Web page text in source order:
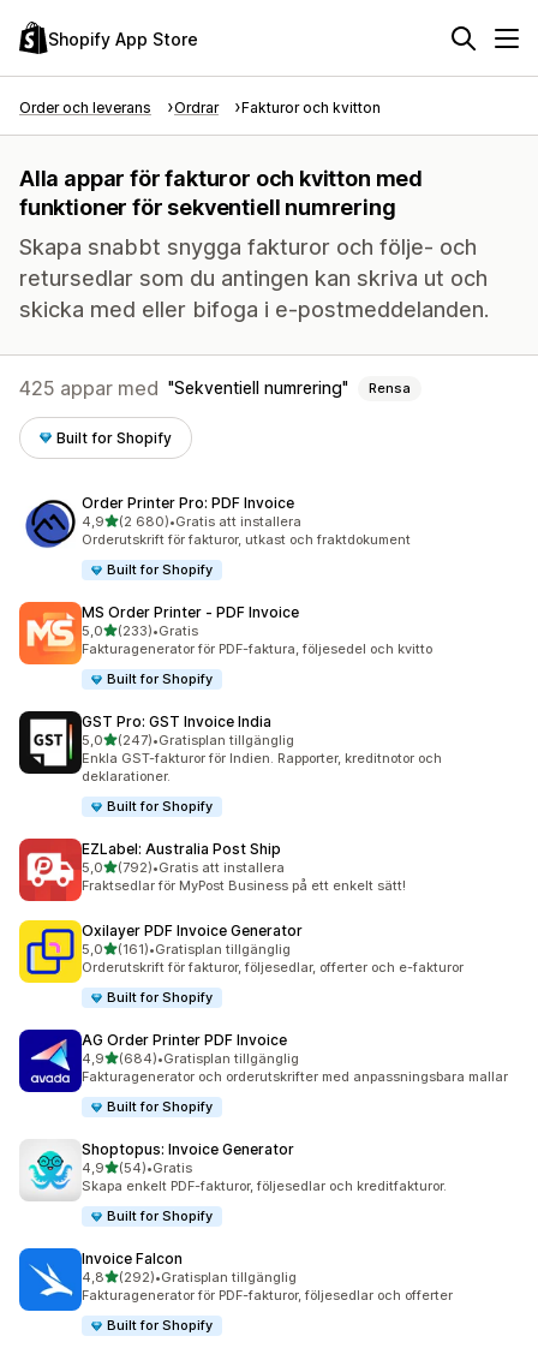
Shopify App Store
Order och leverans Ordrar Fakturor och kvitton
Alla appar för fakturor och kvitton med
funktioner för sekventiell numrering
Skapa snabbt snygga fakturor och följe- och
retursedlar som du antingen kan skriva ut och
skicka med eller bifoga i e-postmeddelanden.
425 appar med Sekventiell numrering Rensa
Built for Shopify
Order Printer Pro: PDF Invoice
4,9av 5 stjärnor
(2 680)
2680 recensioner totalt
•Gratis att installera
Orderutskrift för fakturor, utkast och fraktdokument
Built for Shopify
MS Order Printer ‑ PDF Invoice
5,0av 5 stjärnor
(233)
233 recensioner totalt
•Gratis
Fakturagenerator för PDF-faktura, följesedel och kvitto
Built for Shopify
GST Pro: GST Invoice India
5,0av 5 stjärnor
(247)
247 recensioner totalt
•Gratisplan tillgänglig
Enkla GST-fakturor för Indien. Rapporter, kreditnotor och
deklarationer.
Built for Shopify
EZLabel: Australia Post Ship
5,0av 5 stjärnor
(792)
792 recensioner totalt
•Gratis att installera
Fraktsedlar för MyPost Business på ett enkelt sätt!
Oxilayer PDF Invoice Generator
5,0av 5 stjärnor
(161)
161 recensioner totalt
•Gratisplan tillgänglig
Orderutskrift för fakturor, följesedlar, offerter och e-fakturor
Built for Shopify
AG Order Printer PDF Invoice
4,9av 5 stjärnor
(684)
684 recensioner totalt
•Gratisplan tillgänglig
Fakturagenerator och orderutskrifter med anpassningsbara mallar
Built for Shopify
Shoptopus: Invoice Generator
4,9av 5 stjärnor
(54)
54 recensioner totalt
•Gratis
Skapa enkelt PDF-fakturor, följesedlar och kreditfakturor.
Built for Shopify
Invoice Falcon
4,8av 5 stjärnor
(292)
292 recensioner totalt
•Gratisplan tillgänglig
Fakturagenerator för PDF-fakturor, följesedlar och offerter
Built for Shopify